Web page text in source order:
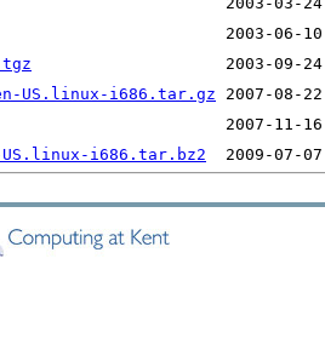
US.linux-i686.tar.gz
US.linux-i686.tar.bz2